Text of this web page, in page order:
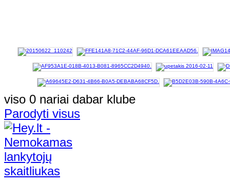
viso 0 nariai dabar klube
Parodyti visus